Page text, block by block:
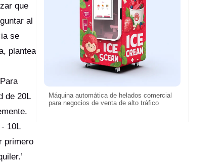
que
al
se
plantea
de 20L
10L
primero
Máquina automática de helados comercial
para negocios de venta de alto tráfico